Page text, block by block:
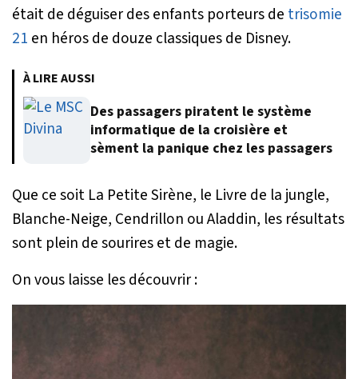
était de déguiser des enfants porteurs de trisomie
21 en héros de douze classiques de Disney.
À LIRE AUSSI
Des passagers piratent le système
informatique de la croisière et
sèment la panique chez les passagers
Que ce soit La Petite Sirène, le Livre de la jungle,
Blanche-Neige, Cendrillon ou Aladdin, les résultats
sont plein de sourires et de magie.
On vous laisse les découvrir :